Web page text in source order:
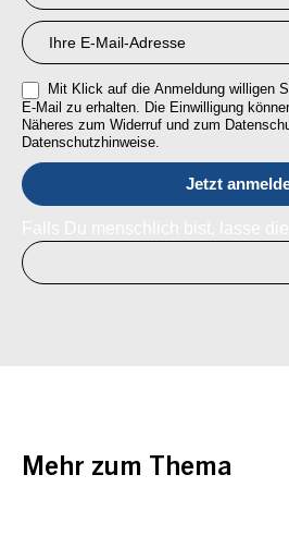
Mit Klick auf die Anmeldung willigen
E-Mail zu erhalten. Die Einwilligung
Näheres zum Widerruf und zum
Datenschutzhinweise.
Mehr zum Thema